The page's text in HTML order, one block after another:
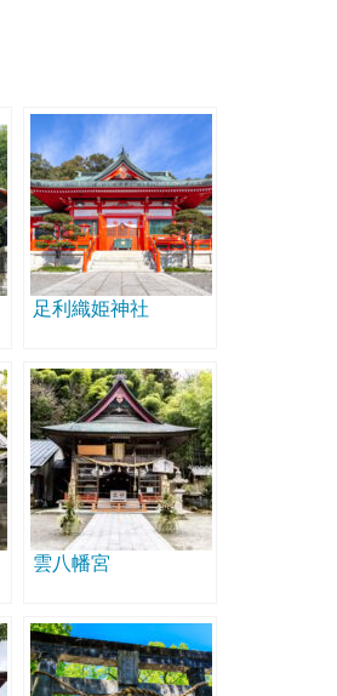
足利織姫神社
雲八幡宮